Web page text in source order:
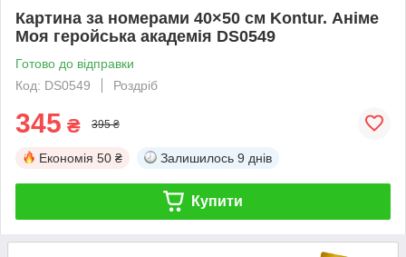
Картина за номерами 40×50 см Kontur. Аніме
Моя геройська академія DS0549
Готово до відправки
Код: DS0549
Роздріб
345 ₴ 395 ₴
Економія 50 ₴ Залишилось 9 днів
Купити